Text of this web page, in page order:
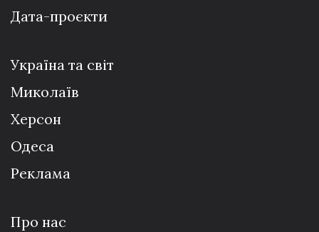
Дата-проєкти
Україна та світ
Миколаїв
Херсон
Одеса
Реклама
Про нас